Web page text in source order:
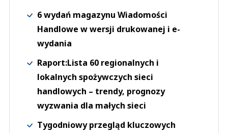
6 wydań magazynu Wiadomości
Handlowe w wersji drukowanej i e-
wydania
Raport:Lista 60 regionalnych i
lokalnych spożywczych sieci
handlowych – trendy, prognozy
wyzwania dla małych sieci
Tygodniowy przegląd kluczowych